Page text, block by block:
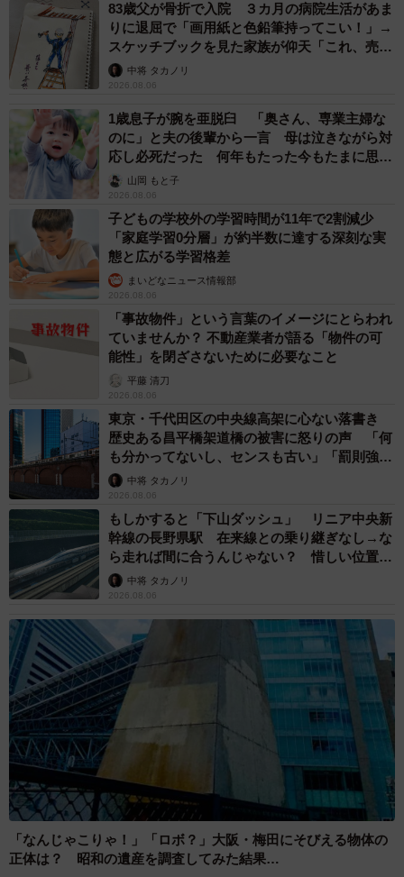
83歳父が骨折で入院 ３カ月の病院生活があま
りに退屈で「画用紙と色鉛筆持ってこい！」→
スケッチブックを見た家族が仰天「これ、売れ
ますよ…」
中将 タカノリ
2026.08.06
1歳息子が腕を亜脱臼 「奥さん、専業主婦な
のに」と夫の後輩から一言 母は泣きながら対
応し必死だった 何年もたった今もたまに思い
出し…山岡 もと子
2026.08.06
子どもの学校外の学習時間が11年で2割減少
「家庭学習0分層」が約半数に達する深刻な実
態と広がる学習格差
まいどなニュース情報部
2026.08.06
「事故物件」という言葉のイメージにとらわれ
ていませんか？ 不動産業者が語る「物件の可
能性」を閉ざさないために必要なこと
平藤 清刀
2026.08.06
東京・千代田区の中央線高架に心ない落書き
歴史ある昌平橋架道橋の被害に怒りの声 「何
も分かってないし、センスも古い」「罰則強化
して」中将 タカノリ
2026.08.06
もしかすると「下山ダッシュ」 リニア中央新
幹線の長野県駅 在来線との乗り継ぎなし→な
ら走れば間に合うんじゃない？ 惜しい位置関
係が反響
中将 タカノリ
2026.08.06
「なんじゃこりゃ！」「ロボ？」大阪・梅田にそびえる物体の
正体は？ 昭和の遺産を調査してみた結果…